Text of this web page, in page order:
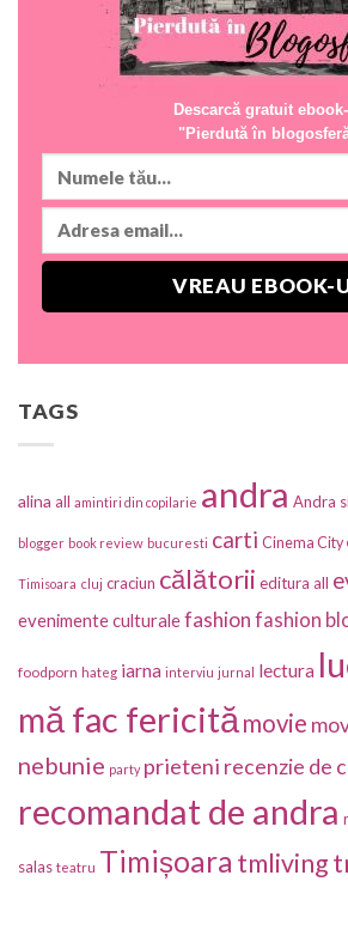
Descarcă gratuit ebook-
"Pierdută în
TAGS
alina all amintiri din copilarie andra Andra
blogger book review bucuresti carti Cinema City
Timisoara cluj craciun călătorii editura all
evenimente culturalefashion fashion
foodporn hateg iarna interviu jurnal lectura
mă fac fericitămovie
nebunie party prieteni recenzie de
recomandat de andra
salas teatru Timișoara tmliving